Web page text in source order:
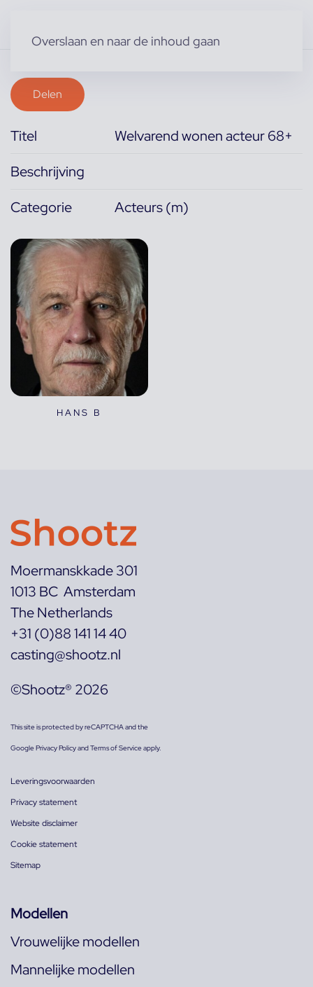
Overslaan en naar de inhoud gaan
Delen
Titel
Welvarend wonen acteur 68+
Beschrijving
Categorie
Acteurs (m)
HANS B
Moermanskkade 301
1013 BC Amsterdam
The Netherlands
+31 (0)88 141 14 40
casting@shootz.nl
©Shootz® 2026
This site is protected by reCAPTCHA and the
GooglePrivacy PolicyandTerms of Serviceapply.
Leveringsvoorwaarden
Privacy statement
Website disclaimer
Cookie statement
Sitemap
Modellen
Vrouwelijke modellen
Mannelijke modellen